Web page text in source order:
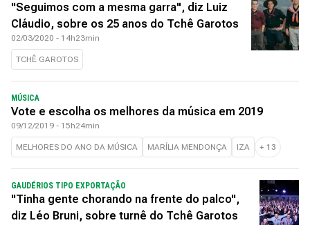
"Seguimos com a mesma garra", diz Luiz
Cláudio, sobre os 25 anos do Tchê Garotos
02/03/2020 - 14h23min
TCHÊ GAROTOS
MÚSICA
Vote e escolha os melhores da música em 2019
09/12/2019 - 15h24min
MELHORES DO ANO DA MÚSICA MARÍLIA MENDONÇA IZA + 13
GAUDÉRIOS TIPO EXPORTAÇÃO
"Tinha gente chorando na frente do palco",
diz Léo Bruni, sobre turnê do Tchê Garotos